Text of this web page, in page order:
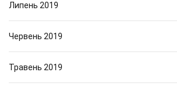
Липень 2019
Червень 2019
Травень 2019